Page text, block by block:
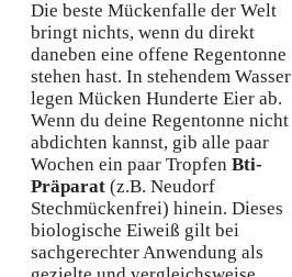
Die beste Mückenfalle der Welt
bringt nichts, wenn du direkt
daneben eine offene Regentonne
stehen hast. In stehendem Wasser
legen Mücken Hunderte Eier ab.
Wenn du deine Regentonne nicht
abdichten kannst, gib alle paar
Wochen ein paar Tropfen Bti-
Präparat (z.B. Neudorf
Stechmückenfrei) hinein. Dieses
biologische Eiweiß gilt bei
sachgerechter Anwendung als